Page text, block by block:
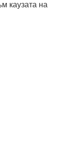
каузата на